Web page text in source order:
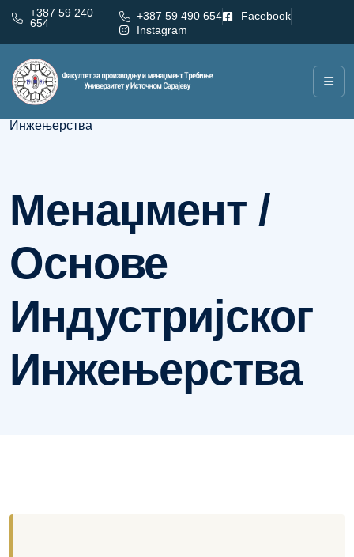
+387 59 240
654
+387 59 490 654
Facebook
Instagram
Категорија:
Инжењерства
Менаџмент /
Основе
Индустријског
Инжењерства